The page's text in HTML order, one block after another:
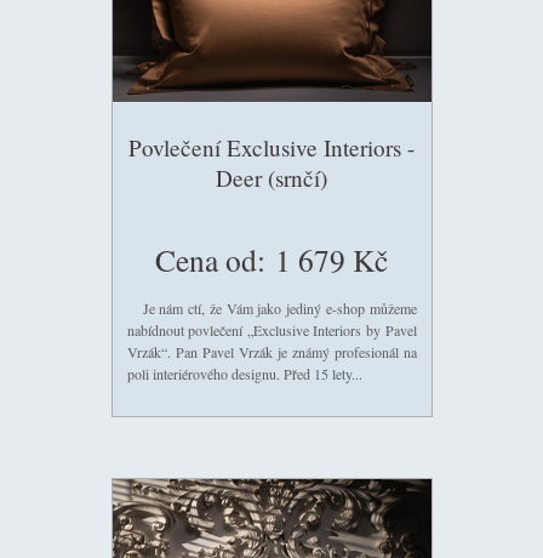
Povlečení Exclusive Interiors -
Deer (srnčí)
Cena od: 1 679 Kč
Je nám ctí, že Vám jako jediný e-shop můžeme
nabídnout povlečení „Exclusive Interiors by Pavel
Vrzák“. Pan Pavel Vrzák je známý profesionál na
poli interiérového designu. Před 15 lety...